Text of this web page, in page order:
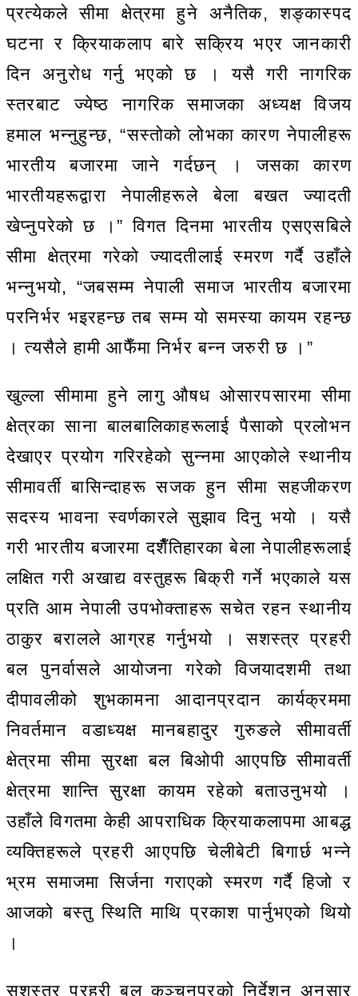
प्रत्येकले सीमा क्षेत्रमा हुने अनैतिक, शङ्कास्पद
घटना र क्रियाकलाप बारे सक्रिय भएर जानकारी
दिन अनुरोध गर्नु भएको छ । यसै गरी नागरिक
स्तरबाट ज्येष्ठ नागरिक समाजका अध्यक्ष विजय
हमाल भन्नुहुन्छ, “सस्तोको लोभका कारण नेपालीहरू
भारतीय बजारमा जाने गर्दछन् । जसका कारण
भारतीयहरूद्वारा नेपालीहरूले बेला बखत ज्यादती
खेप्नुपरेको छ ।” विगत दिनमा भारतीय एसएसबिले
सीमा क्षेत्रमा गरेको ज्यादतीलाई स्मरण गर्दै उहाँले
भन्नुभयो, “जबसम्म नेपाली समाज भारतीय बजारमा
परनिर्भर भइरहन्छ तब सम्म यो समस्या कायम रहन्छ
। त्यसैले हामी आफैँमा निर्भर बन्न जरुरी छ ।”
खुल्ला सीमामा हुने लागु औषध ओसारपसारमा सीमा
क्षेत्रका साना बालबालिकाहरूलाई पैसाको प्रलोभन
देखाएर प्रयोग गरिरहेको सुन्नमा आएकोले स्थानीय
सीमावर्ती बासिन्दाहरू सजक हुन सीमा सहजीकरण
सदस्य भावना स्वर्णकारले सुझाव दिनु भयो । यसै
गरी भारतीय बजारमा दशैँतिहारका बेला नेपालीहरूलाई
लक्षित गरी अखाद्य वस्तुहरू बिक्री गर्ने भएकाले यस
प्रति आम नेपाली उपभोक्ताहरू सचेत रहन स्थानीय
ठाकुर बरालले आग्रह गर्नुभयो । सशस्त्र प्रहरी
बल पुनर्वासले आयोजना गरेको विजयादशमी तथा
दीपावलीको शुभकामना आदानप्रदान कार्यक्रममा
निवर्तमान वडाध्यक्ष मानबहादुर गुरुङले सीमावर्ती
क्षेत्रमा सीमा सुरक्षा बल बिओपी आएपछि सीमावर्ती
क्षेत्रमा शान्ति सुरक्षा कायम रहेको बताउनुभयो ।
उहाँले विगतमा केही आपराधिक क्रियाकलापमा आबद्ध
व्यक्तिहरूले प्रहरी आएपछि चेलीबेटी बिगार्छ भन्ने
भ्रम समाजमा सिर्जना गराएको स्मरण गर्दै हिजो र
आजको बस्तु स्थिति माथि प्रकाश पार्नुभएको थियो
।
सशस्त्र प्रहरी बल कञ्चनपुरको निर्देशन अनुसार